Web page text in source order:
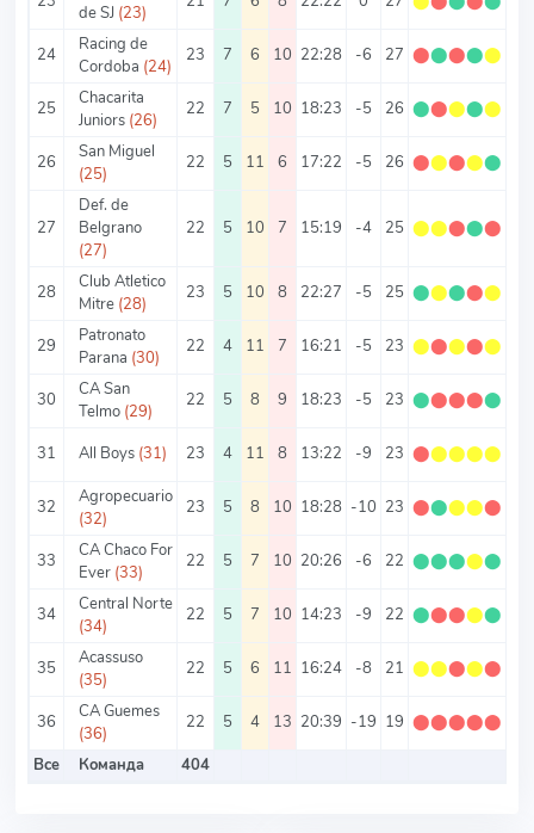
de SJ (23)
24
Racing de
Cordoba (24)
23 7 6 10 22:28 -6 27 ⬤⬤⬤⬤⬤
25
Chacarita
Juniors (26)
22 7 5 10 18:23 -5 26 ⬤⬤⬤⬤⬤
26
San Miguel
(25)
22 5 11 6 17:22 -5 26 ⬤⬤⬤⬤⬤
27
Def. de
Belgrano
(27)
22 5 10 7 15:19 -4 25 ⬤⬤⬤⬤⬤
28
Club Atletico
Mitre (28)
23 5 10 8 22:27 -5 25 ⬤⬤⬤⬤⬤
29
Patronato
Parana (30)
22 4 11 7 16:21 -5 23 ⬤⬤⬤⬤⬤
30
CA San
Telmo (29)
22 5 8 9 18:23 -5 23 ⬤⬤⬤⬤⬤
31 All Boys (31) 23 4 11 8 13:22 -9 23 ⬤⬤⬤⬤⬤
32
Agropecuario
(32)
23 5 8 10 18:28 -10 23 ⬤⬤⬤⬤⬤
33
CA Chaco For
Ever (33)
22 5 7 10 20:26 -6 22 ⬤⬤⬤⬤⬤
34
Central Norte
(34)
22 5 7 10 14:23 -9 22 ⬤⬤⬤⬤⬤
35
Acassuso
(35)
22 5 6 11 16:24 -8 21 ⬤⬤⬤⬤⬤
36
CA Guemes
(36)
22 5 4 13 20:39 -19 19 ⬤⬤⬤⬤⬤
Все
Команда 404